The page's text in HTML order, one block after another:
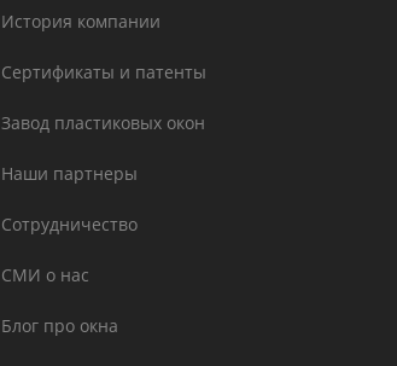
История компании
Сертификаты и патенты
Завод пластиковых окон
Наши партнеры
Сотрудничество
СМИ о нас
Блог про окна